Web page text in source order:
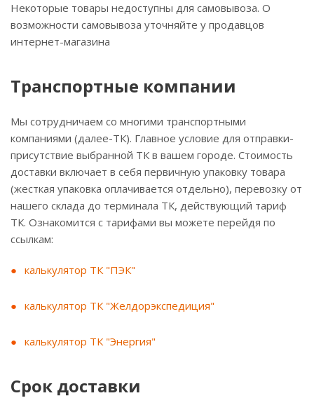
Некоторые товары недоступны для самовывоза. О
возможности самовывоза уточняйте у продавцов
интернет-магазина
Транспортные компании
Мы сотрудничаем со многими транспортными
компаниями (далее-ТК). Главное условие для отправки-
присутствие выбранной ТК в вашем городе. Стоимость
доставки включает в себя первичную упаковку товара
(жесткая упаковка оплачивается отдельно), перевозку от
нашего склада до терминала ТК, действующий тариф
ТК. Ознакомится с тарифами вы можете перейдя по
ссылкам:
калькулятор ТК "ПЭК"
калькулятор ТК "Желдорэкспедиция"
калькулятор ТК "Энергия"
Срок доставки